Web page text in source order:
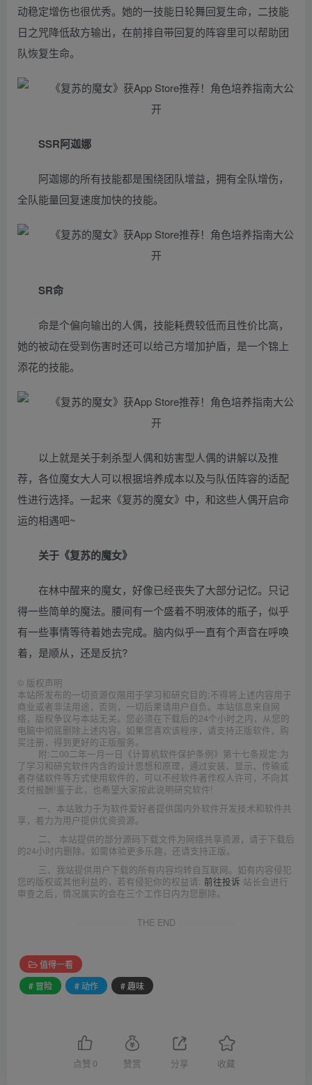
动稳定增伤也很优秀。她的一技能日轮舞回复生命，二技能
日之咒降低敌方输出，在前排自带回复的阵容里可以帮助团
队恢复生命。
SSR阿迦娜
阿迦娜的所有技能都是围绕团队增益，拥有全队增伤，
全队能量回复速度加快的技能。
SR命
命是个偏向输出的人偶，技能耗费较低而且性价比高，
她的被动在受到伤害时还可以给己方增加护盾，是一个锦上
添花的技能。
以上就是关于刺杀型人偶和妨害型人偶的讲解以及推
荐，各位魔女大人可以根据培养成本以及与队伍阵容的适配
性进行选择。一起来《复苏的魔女》中，和这些人偶开启命
运的相遇吧~
关于《复苏的魔女》
在林中醒来的魔女，好像已经丧失了大部分记忆。只记
得一些简单的魔法。腰间有一个盛着不明液体的瓶子，似乎
有一些事情等待着她去完成。脑内似乎一直有个声音在呼唤
着，是顺从，还是反抗?
© 版权声明
本站所发布的一切资源仅限用于学习和研究目的;不得将上述内容用于
商业或者非法用途，否则，一切后果请用户自负。本站信息来自网
络，版权争议与本站无关。您必须在下载后的24个小时之内，从您的
电脑中彻底删除上述内容。如果您喜欢该程序，请支持正版软件，购
买注册，得到更好的正版服务。
附:二00二年一月一日《计算机软件保护条例》第十七条规定:为
了学习和研究软件内含的设计思想和原理，通过安装、显示、传输或
者存储软件等方式使用软件的，可以不经软件著作权人许可，不向其
支付报酬!鉴于此，也希望大家按此说明研究软件!
一、本站致力于为软件爱好者提供国内外软件开发技术和软件共
享，着力为用户提供优资资源。
二、 本站提供的部分源码下载文件为网络共享资源，请于下载后
的24小时内删除。如需体验更多乐趣，还请支持正版。
三、我站提供用户下载的所有内容均转自互联网。如有内容侵犯
您的版权或其他利益的，若有侵犯你的权益请: 前往投诉 站长会进行
审查之后，情况属实的会在三个工作日内为您删除。
THE END
值得一看
# 冒险
# 动作 # 趣味
点赞 0 赞赏 分享 收藏